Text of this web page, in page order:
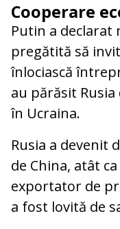
Cooperare
Putin a declarat
pregătită să
înlociască
au părăsit
în Ucraina.
Rusia a devenit
de China, atât
exportator de
a fost lovită de